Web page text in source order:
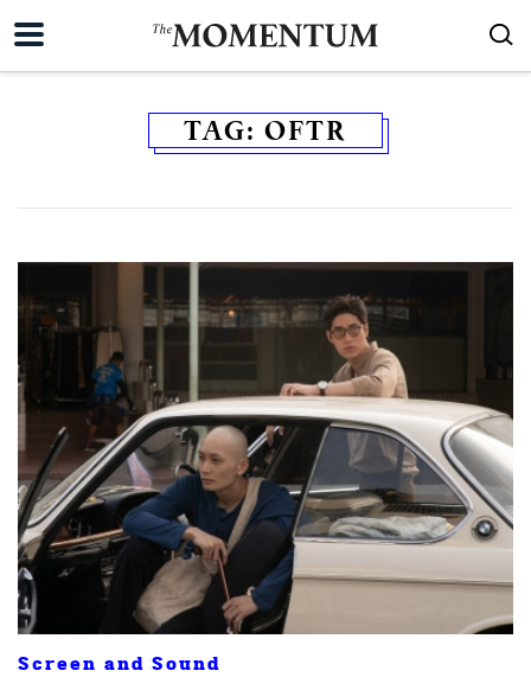
TAG: OFTR
Screen and Sound
ค้นหา
SHARE TWEET LINE